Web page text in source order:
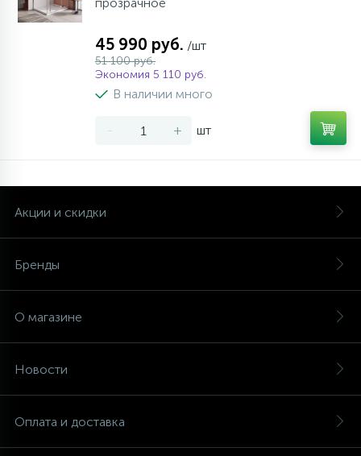
45 990 руб. /шт
51 100 руб.
Экономия 5 110 руб.
В наличии много
- + шт
Акции и скидки
Бренды
О магазине
Новости
Оплата и доставка